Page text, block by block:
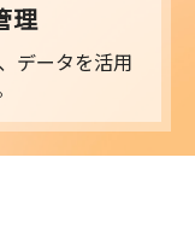
理
データを活用